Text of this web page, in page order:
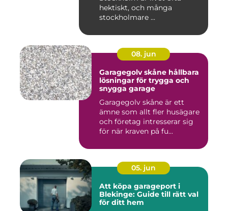
hektiskt, och många
stockholmare ...
08. jun
Garagegolv skåne hållbara
lösningar för trygga och
snygga garage
Garagegolv skåne är ett
ämne som allt fler husägare
och företag intresserar sig
för när kraven på fu...
05. jun
Att köpa garageport i
Blekinge: Guide till rätt val
för ditt hem